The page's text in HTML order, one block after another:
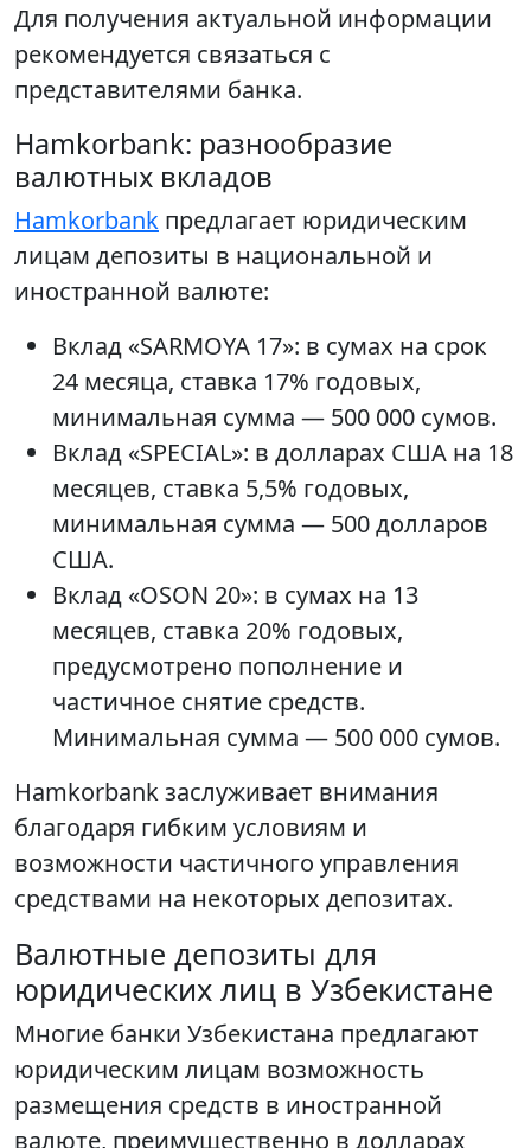
Для получения актуальной информации
рекомендуется связаться с
представителями банка.
Hamkorbank: разнообразие
валютных вкладов
Hamkorbank предлагает юридическим
лицам депозиты в национальной и
иностранной валюте:
Вклад «SARMOYA 17»: в сумах на срок
24 месяца, ставка 17% годовых,
минимальная сумма — 500 000 сумов.
Вклад «SPECIAL»: в долларах США на 18
месяцев, ставка 5,5% годовых,
минимальная сумма — 500 долларов
США.
Вклад «OSON 20»: в сумах на 13
месяцев, ставка 20% годовых,
предусмотрено пополнение и
частичное снятие средств.
Минимальная сумма — 500 000 сумов.
Hamkorbank заслуживает внимания
благодаря гибким условиям и
возможности частичного управления
средствами на некоторых депозитах.
Валютные депозиты для
юридических лиц в Узбекистане
Многие банки Узбекистана предлагают
юридическим лицам возможность
размещения средств в иностранной
валюте, преимущественно в долларах